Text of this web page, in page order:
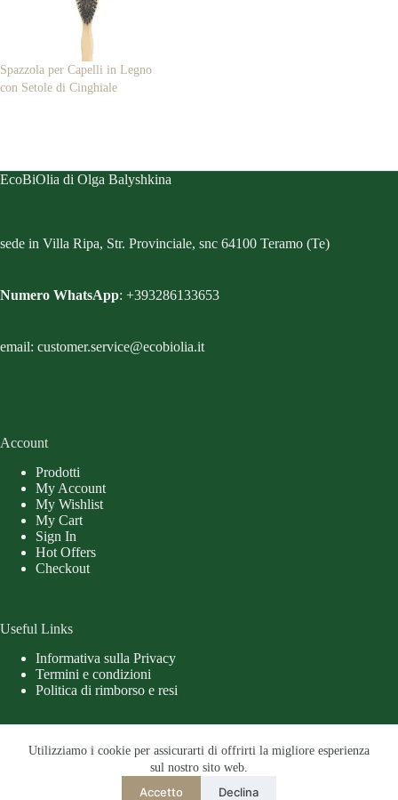
Utilizziamo i cookie per assicurarti di offrirti la migliore esperienza
sul nostro sito web.
Accetto Declina
Spazzola per Capelli in Legno
con Setole di Cinghiale
EcoBiOlia di Olga Balyshkina
sede in Villa Ripa, Str. Provinciale, snc 64100 Teramo (Te)
Numero WhatsApp: +393286133653
email: customer.service@ecobiolia.it
Account
Prodotti
My Account
My Wishlist
My Cart
Sign In
Hot Offers
Checkout
Useful Links
Informativa sulla Privacy
Termini e condizioni
Politica di rimborso e resi